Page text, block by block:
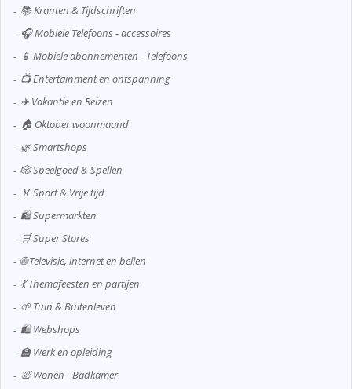
📚 Kranten & Tijdschriften
🎧 Mobiele Telefoons - accessoires
📱 Mobiele abonnementen - Telefoons
📺 Entertainment en ontspanning
✈️ Vakantie en Reizen
🏠 Oktober woonmaand
🌿 Smartshops
🎲 Speelgoed & Spellen
🏅 Sport & Vrije tijd
🛍️ Supermarkten
🛒 Super Stores
🌐 Televisie, internet en bellen
💃 Themafeesten en partijen
🌱 Tuin & Buitenleven
🛍️ Webshops
🏫 Werk en opleiding
🛀 Wonen - Badkamer